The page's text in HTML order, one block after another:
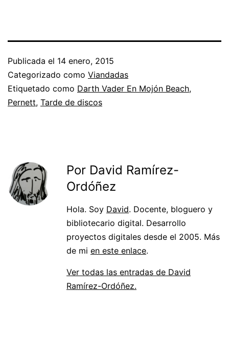
Publicada el 14 enero, 2015
Categorizado como Viandadas
Etiquetado como Darth Vader En Mojón Beach,
Pernett, Tarde de discos
Por David Ramírez-
Ordóñez
Hola. Soy David. Docente, bloguero y
bibliotecario digital. Desarrollo
proyectos digitales desde el 2005. Más
de mi en este enlace.
Ver todas las entradas de David
Ramírez-Ordóñez.